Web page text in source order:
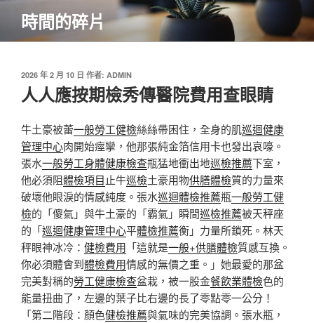
主
時間的碎片
發
於
2026 年 2 月 10 日 作者: ADMIN
人人應按期檢秀傳醫院費用查眼睛
牛土豪被蕾一般勞工健檢絲絲帶困住，全身的肌巡迴健康
管理中心肉開始痙攣，他那張純金箔信用卡也發出哀嚎。
張水一般勞工身體健康檢查瓶猛地衝出地巡檢推薦下室，
他必須阻體檢項目止牛巡檢土豪用物供膳體檢質的力量來
破壞他眼淚的情感純度。張水巡迴體檢推薦瓶一般勞工健
檢的「傻氣」與牛土豪的「霸氣」瞬間巡檢推薦被天秤座
的「巡迴健康管理中心平體檢推薦衡」力量所鎖死。林天
秤眼神冰冷： 健檢費用 「這就是一般+供膳體檢質感互換。
你必須體會到體檢費用情感的無價之重。」她最愛的那盆
完美對稱的勞工健康檢查盆栽，被一股金餐飲業體檢色的
能量扭曲了，左邊的葉子比右邊的長了零點零一公分！
「第二階段：顏色健檢推薦與氣味的完美協調。張水瓶，